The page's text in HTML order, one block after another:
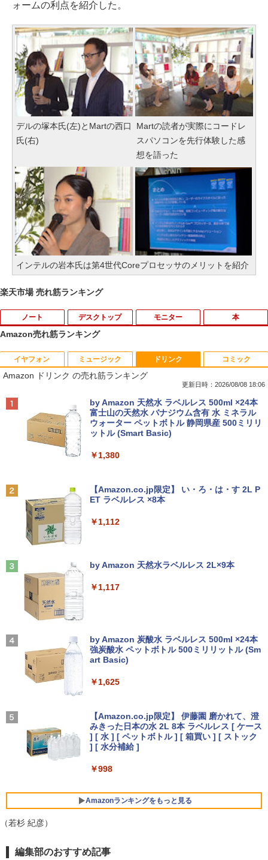
ォームの利点を紹介した。
デルの塚本氏(左)とMartの西口
氏(右)
Martの読者が実際にコードレ
スパソコンを先行体験した感
想を語った
インテルの岩本氏は第4世代Coreプロセッサのメリットを紹介
楽天市場 売れ筋ランキング
ノート
1
【中古】 富士通 LIFEBOOK A A561/D C
eleron B710 1.6GHz Windows7世代のP
C 均一 BIOS表示可 ジャンクPC 送料無
￥3,500
R160-NEC Chromebook Y2 1点 Chrom
2021製 WebKカメラ付き 360度回転可
能 ACアダプタ付き 【中古品整備品】
￥5,980
【★最大100%ポイント】【大特価!訳あ
ore i3/メモリ:4GB/SSD:128GB/15.6型液
￥8,999
【訳あり特価】【最新Office2024】レッ
GB Win11 12.1型FHD Webカメラ 無線L
AN 軽量 初期設定済 すぐ使える テレワー
ク FHD 事務 学習 パナソニック 中古 パ
ソコン PC
￥15,980
5
超軽量980g ノートパソコンSONY VAIO
ートパソコン Windows11Proオフィス付
デスクトップ モニター
1
【中古良品】【安心保証】Princeton 21.
5型ワイドカラー液晶ディスプレイ PTF
WDE-22W / PTFBDE-22W ブラック/ ホ
￥4,050
□◇〇【目が疲れにくい ブルーライトカ
スピーカー内蔵 綺麗な鮮明画像 【中古】
送料無料
￥6,500
IO-DATA モニター 21.5インチ MF224ED
内蔵 中古ディスプレイ
【楽天1位!1,600円OFFクーポン 8/4 20:
00-8/11 01:59】Xiaomi Monitor A24i 20
Hzリフレッシュレート sRGB99% 1670
スタンド VESA
￥12,580
ルHD 1080P 100%sRGB 400cd/m? 光沢
IPS パネル 色鮮やか 265g 超軽量 Type-
本
1
【3千円以上送料無料】世界の歴史 集英
社版学習まんが 18巻セット／高井啓介
￥19,800
ちいかわ なんか小さくてかわいいやつ
（7） （ワイドKC） [ ナガノ ]
施設基準パーフェクトブック 2026年度
￥22,000
￥770
ット [入荷予約]
￥5,544
Amazon売れ筋ランキング
イヤフォン
Anker Soundcore P40i オフホワイト
￥7,990
￥5,990
ラック
￥14,990
レスイヤホン bluetooth イヤホン V12 小型
軽量 ブルートゥースHi-Fi 最大36時間再生 ぶ
るーとゅーす コードレス ENCノイズキャン
付き 防水 タッチ式音量調整 スポーツ/通勤/通
￥1,964
Xiaomi シャオミ REDMI Buds 8 Lite ワイヤ
リング ANC 36時間再生
ミュージック
BRUCE WAYNE feat. Flo Milli, ATL Jacob
[Explicit]
￥250
[Explicit]
￥250
￥250
ドリンク
Amazon ドリンク の売れ筋ランキング
更新日時：2026/08/08 18:06
by Amazon 天然水 ラベルレス 500ml ×24本
富士山の天然水 バナジウム含有 水 ミネラル
ウォーター ペットボトル 静岡県産 500ミリリ
ットル (Smart Basic)
￥1,380
【Amazon.co.jp限定】 い・ろ・は・す 2L P
ET ラベルレス ×8本
￥1,112
by Amazon 天然水ラベルレス 2L×9本
￥1,117
by Amazon 炭酸水 ラベルレス 500ml ×24本
強炭酸水 ペットボトル 500ミリリットル (Sm
art Basic)
￥1,625
【Amazon.co.jp限定】 伊藤園 磨かれて、澄
みきった日本の水 2L 8本 ラベルレス [ ケース
] [ 水 ] [ ペットボトル ] [ 箱買い ] [ ストック
] [ 水分補給 ]
￥998
Amazonランキングをもっと見る
コミック
薬屋のひとりごと 17巻 (デジタル版ビッグガ
（若杉 紀彦）
編集部のおすすめ記事